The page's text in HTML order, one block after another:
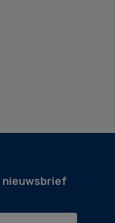
nieuwsbrief